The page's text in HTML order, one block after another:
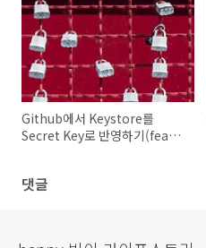
Github에서 Keystore를
Secret Key로 반영하기(feat.
댓글